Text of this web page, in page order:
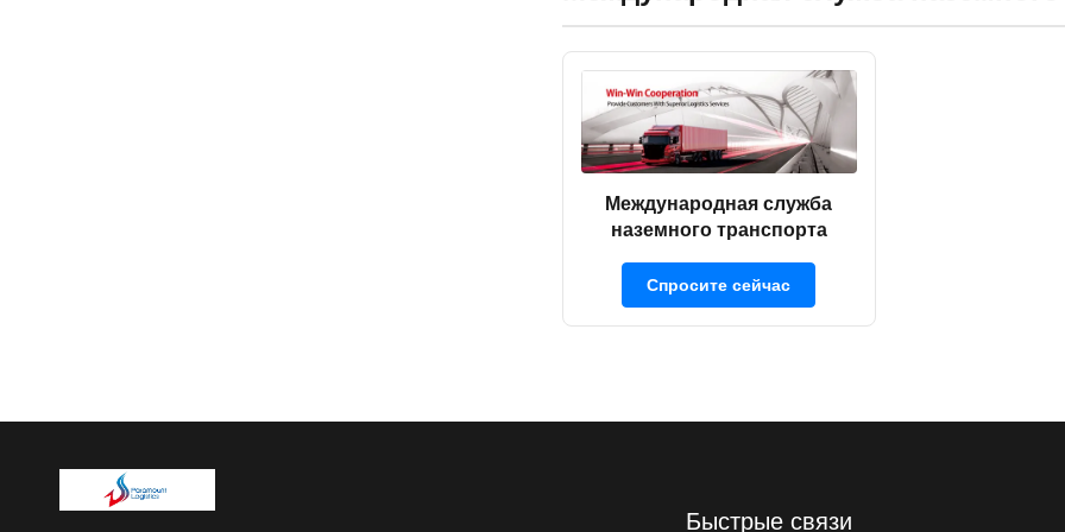
Международная служба
наземного транспорта
Спросите сейчас
Быстрые связи